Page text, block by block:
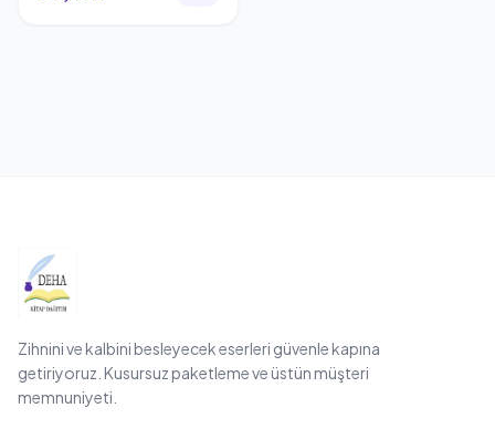
Zihnini ve kalbini besleyecek eserleri güvenle kapına
getiriyoruz. Kusursuz paketleme ve üstün müşteri
memnuniyeti.